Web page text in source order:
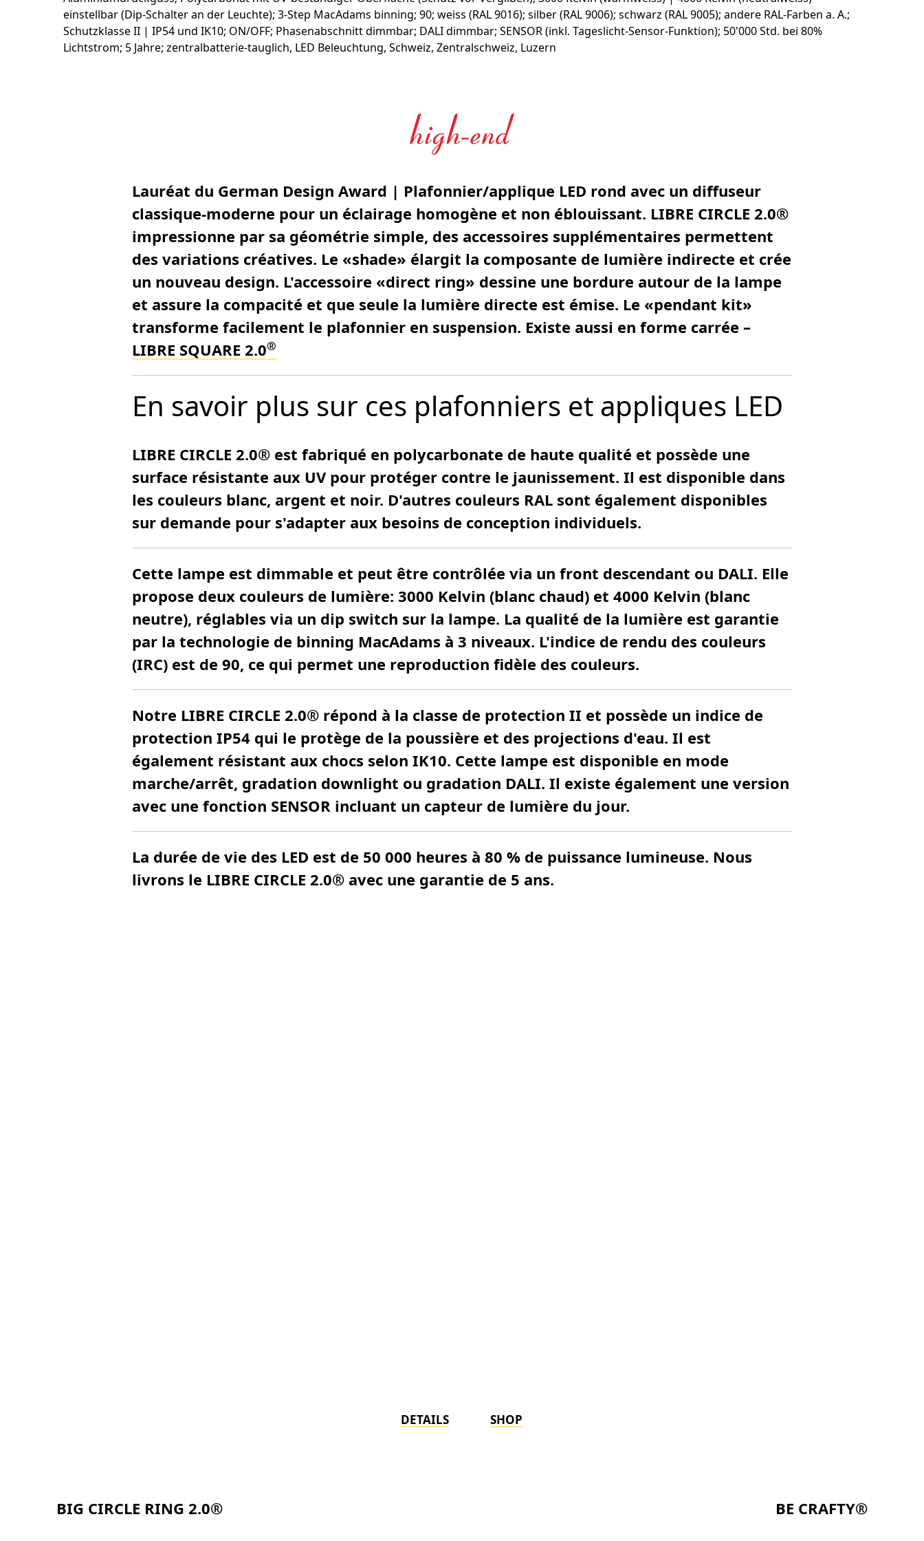
Lauréat du German Design Award | Plafonnier/applique LED rond avec un diffuseur
classique-moderne pour un éclairage homogène et non éblouissant. LIBRE CIRCLE 2.0®
impressionne par sa géométrie simple, des accessoires supplémentaires permettent
des variations créatives. Le «shade» élargit la composante de lumière indirecte et crée
un nouveau design. L'accessoire «direct ring» dessine une bordure autour de la lampe
et assure la compacité et que seule la lumière directe est émise. Le «pendant kit»
transforme facilement le plafonnier en suspension. Existe aussi en forme carrée –
LIBRE SQUARE 2.0®
En savoir plus sur ces plafonniers et appliques LED
LIBRE CIRCLE 2.0® est fabriqué en polycarbonate de haute qualité et possède une
surface résistante aux UV pour protéger contre le jaunissement. Il est disponible dans
les couleurs blanc, argent et noir. D'autres couleurs RAL sont également disponibles
sur demande pour s'adapter aux besoins de conception individuels.
Cette lampe est dimmable et peut être contrôlée via un front descendant ou DALI. Elle
propose deux couleurs de lumière: 3000 Kelvin (blanc chaud) et 4000 Kelvin (blanc
neutre), réglables via un dip switch sur la lampe. La qualité de la lumière est garantie
par la technologie de binning MacAdams à 3 niveaux. L'indice de rendu des couleurs
(IRC) est de 90, ce qui permet une reproduction fidèle des couleurs.
Notre LIBRE CIRCLE 2.0® répond à la classe de protection II et possède un indice de
protection IP54 qui le protège de la poussière et des projections d'eau. Il est
également résistant aux chocs selon IK10. Cette lampe est disponible en mode
marche/arrêt, gradation downlight ou gradation DALI. Il existe également une version
avec une fonction SENSOR incluant un capteur de lumière du jour.
La durée de vie des LED est de 50 000 heures à 80 % de puissance lumineuse. Nous
livrons le LIBRE CIRCLE 2.0® avec une garantie de 5 ans.
DETAILS SHOP
BIG CIRCLE RING 2.0® BE CRAFTY®